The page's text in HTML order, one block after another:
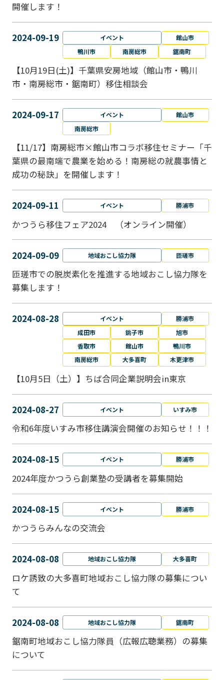
開催します！
2024-09-19 イベント
館山市
鴨川市
南房総市 鋸南町
【10月19日(土)】千葉県安房地域（館山市・鴨川
市・南房総市・鋸南町）移住相談会
2024-09-17 イベント
館山市
南房総市
【11/17】南房総市×館山市コラボ移住セミナー「千
葉県の最南端で農業を始める！南房総の就農事情と
成功の秘訣」を開催します！
2024-09-11 イベント 勝浦市
かつうら移住フェア2024 （オンライン開催）
2024-09-09 地域おこし協力隊 匝瑳市
匝瑳市での脱炭素化を推進する地域おこし協⼒隊を
募集します！
2024-08-28 イベント
勝浦市
成田市
銚子市
旭市
香取市
館山市
鴨川市
南房総市
大多喜町 木更津市
【10月5日（土）】ちば合同企業説明会in東京
2024-08-27 イベント いすみ市
令和6年度いすみ市移住講演会開催のお知らせ！！！
2024-08-15 イベント 勝浦市
2024年度かつうら創業塾の受講者を募集開始
2024-08-15 イベント 勝浦市
かつうらみんなの交流会
2024-08-08 地域おこし協力隊 大多喜町
ロケ誘致の大多喜町地域おこし協力隊の募集につい
て
2024-08-08 地域おこし協力隊 鋸南町
鋸南町地域おこし協力隊員（広報広聴業務）の募集
について